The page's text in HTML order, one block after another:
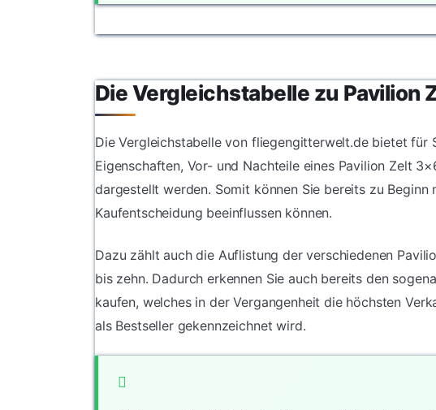
Die Vergleichstabelle zu Pavilion
Die Vergleichstabelle von fliegengitterwelt.de bietet für
Eigenschaften, Vor- und Nachteile eines Pavilion Zelt
dargestellt werden. Somit können Sie bereits zu
Kaufentscheidung beeinflussen können.
Dazu zählt auch die Auflistung der verschiedenen
bis zehn. Dadurch erkennen Sie auch bereits den
kaufen, welches in der Vergangenheit die höchsten
als Bestseller gekennzeichnet wird.